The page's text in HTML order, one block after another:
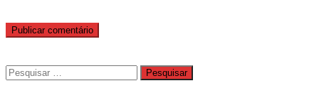
Pesquisar
por: